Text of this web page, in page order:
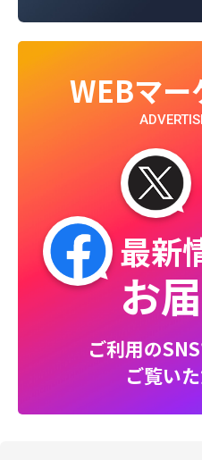
WEBマー
最新
お
ご利用の
ご覧い